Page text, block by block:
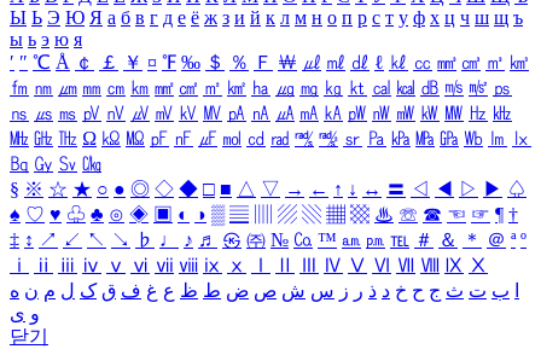
Ы Ь Э Ю Я а б в г д е ё ж з и й к л м н о п р с т у ф х ц ч ш щ ъ
ы ь э ю я
′ ″ ℃ Å ￠ ￡ ￥ ¤ ℉ ‰ ＄ ％ Ｆ ￦ ㎕ ㎖ ㎗ ℓ ㎘ ㏄ ㎣ ㎤ ㎥ ㎦
㎙ ㎚ ㎛ ㎜ ㎝ ㎞ ㎟ ㎠ ㎡ ㎢ ㏊ ㎍ ㎎ ㎏ ㏏ ㎈ ㎉ ㏈ ㎧ ㎨ ㎰
㎱ ㎲ ㎳ ㎴ ㎵ ㎶ ㎷ ㎸ ㎹ ㎀ ㎁ ㎂ ㎃ ㎄ ㎺ ㎻ ㎽ ㎾ ㎿ ㎐ ㎑
㎒ ㎓ ㎔ Ω ㏀ ㏁ ㎊ ㎋ ㎌ ㏖ ㏅ ㎭ ㎮ ㎯ ㏛ ㎩ ㎪ ㎫ ㎬ ㏝ ㏐
㏓
㏃ ㏉ ㏜ ㏆
§ ※ ☆ ★ ○ ● ◎ ◇ ◆ □ ■ △ ▽ → ← ↑ ↓ ↔ 〓 ◁ ◀ ▷ ▶ ♤
♠ ♡ ♥ ♧ ♣ ⊙ ◈ ▣ ◐ ◑ ▒ ▤ ▨ ▧ ▦ ▩ ♨ ☏ ☎ ☜ ☞ ¶ †
‡ ↕ ↗ ↙ ↖ ↘ ♭ ♩ ♪ ♬ ㉿ ㈜ № ㏇ ™ ㏂ ㏘ ℡ ＃ ＆ ＊ ＠ ª º
ⅰ
ⅱ ⅲ ⅳ ⅴ ⅵ ⅶ ⅷ ⅸ ⅹ Ⅳ Ⅴ Ⅵ Ⅶ Ⅷ Ⅸ Ⅹ
ب ت ث ج ح خ د ذ ر ز س ش ص ض ط ظ ع غ ف ق ک ل م ن ه
و ی
닫기